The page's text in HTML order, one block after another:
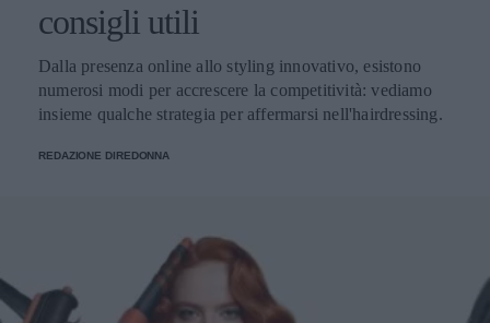
consigli utili
Dalla presenza online allo styling innovativo, esistono
numerosi modi per accrescere la competitività: vediamo
insieme qualche strategia per affermarsi nell'hairdressing.
REDAZIONE DIREDONNA